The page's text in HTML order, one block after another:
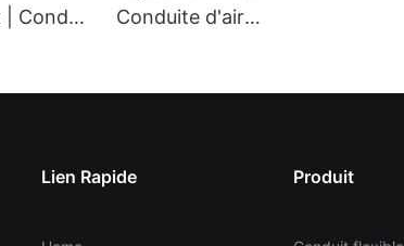
Conduit
Conduite d'air
Lien Rapide Produit